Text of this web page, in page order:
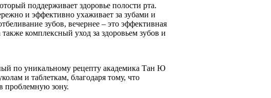
поддерживает здоровье полости рта.
и эффективно ухаживает за зубами и
зубов, вечернее – это эффективная
комплексный уход за здоровьем зубов и
по уникальному рецепту академика Тан Ю
и таблеткам, благодаря тому, что
проблемную зону.